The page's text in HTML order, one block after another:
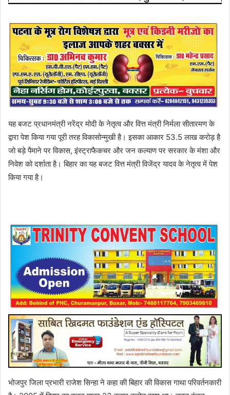
यह बजट प्रधानमंत्री नरेंद्र मोदी के नेतृत्व और वित्त मंत्री निर्मला सीतारमण के
द्वारा पेश किया गया पूरी तरह विकासोन्मुखी है। इसका आकार 53.5 लाख करोड़ है
जो बड़े पैमाने पर विकास, इंस्ट्राफैकचर और जन कल्याण पर सरकार के मंशा और
निवेश को दर्शाता है। बिहार का यह बजट वित्त मंत्री विजेंद्र यादव के नेतृत्व में पेश
किया गया है।
भोजपुर जिला प्रभारी राजेश सिन्हा ने कहा की बिहार की विकास गाथा परिवर्तनकारी